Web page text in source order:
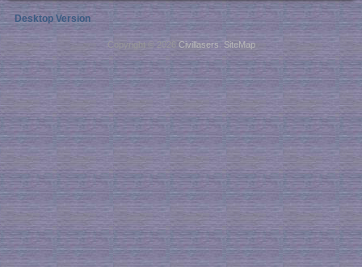
Desktop Version
Copyright © 2026 Civillasers SiteMap